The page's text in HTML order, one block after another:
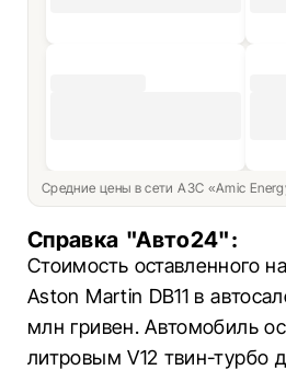
Средние цены в сети АЗС «Amic
Справка "Авто24":
Стоимость оставленного
Aston Martin DB11 в
млн гривен. Автомобиль
литровым V12 твин-турбо